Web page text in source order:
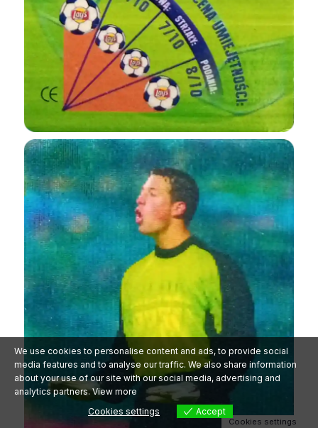
Śledź PokePolis na
Facebooku!
Dołącz do społeczności —
newsy, eventy i rarytasy.
Polub stronę
We use cookies to personalise content and ads, to provide social
media features and to analyse our traffic. We also share information
about your use of our site with our social media, advertising and
analytics partners.View more
Cookies settings
Accept
Cookies settings